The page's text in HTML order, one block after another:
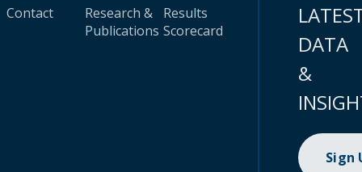
Contact
Research &
Publications
Results
Scorecard
DATA
&
Sign